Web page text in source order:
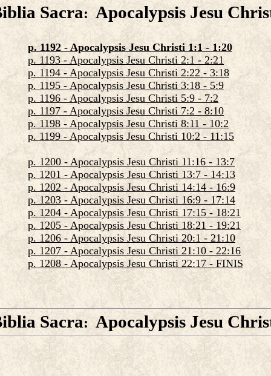
Sacra: Apocalypsis Jesu
p. 1192 - Apocalypsis Jesu Christi 1:1 - 1:20
p. 1193 - Apocalypsis Jesu Christi 2:1 - 2:21
p. 1194 - Apocalypsis Jesu Christi 2:22 - 3:18
p. 1195 - Apocalypsis Jesu Christi 3:18 - 5:9
p. 1196 - Apocalypsis Jesu Christi 5:9 - 7:2
p. 1197 - Apocalypsis Jesu Christi 7:2 - 8:10
p. 1198 - Apocalypsis Jesu Christi 8:11 - 10:2
p. 1199 - Apocalypsis Jesu Christi 10:2 - 11:15
p. 1200 - Apocalypsis Jesu Christi 11:16 - 13:7
p. 1201 - Apocalypsis Jesu Christi 13:7 - 14:13
p. 1202 - Apocalypsis Jesu Christi 14:14 - 16:9
p. 1203 - Apocalypsis Jesu Christi 16:9 - 17:14
p. 1204 - Apocalypsis Jesu Christi 17:15 - 18:21
p. 1205 - Apocalypsis Jesu Christi 18:21 - 19:21
p. 1206 - Apocalypsis Jesu Christi 20:1 - 21:10
p. 1207 - Apocalypsis Jesu Christi 21:10 - 22:16
p. 1208 - Apocalypsis Jesu Christi 22:17 - FINIS
Sacra: Apocalypsis Jesu